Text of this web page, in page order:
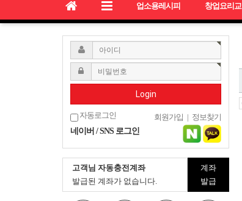
업소용레시피 창업요리
Login
자동로그인 회원가입 | 정보찾기
네이버 / SNS 로그인
고객님 자동충전계좌
발급된 계좌가 없습니다.
계좌
발급